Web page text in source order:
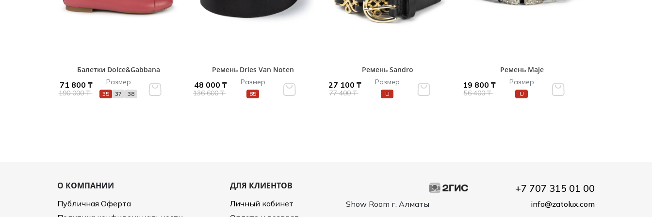
Балетки Dolce&Gabbana
71 800 ₸
190 000 ₸
Размер
35 37 38
Ремень Dries Van Noten
48 000 ₸
136 600 ₸
Размер
85
Ремень Sandro
27 100 ₸
77 400 ₸
Размер
U
Ремень Maje
19 800 ₸
56 400 ₸
Размер
U
О КОМПАНИИ
Публичная Оферта
ДЛЯ КЛИЕНТОВ
Личный кабинет
Show Room г. Алматы
+7 707 315 01 00
info@zatolux.com